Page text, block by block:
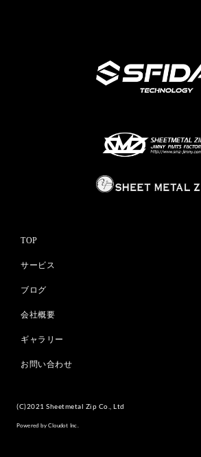
TOP
サービス
ブログ
会社概要
ギャラリー
お問い合わせ
(C)2021 Sheetmetal Zip Co., Ltd
Powered by Cloudot Inc.